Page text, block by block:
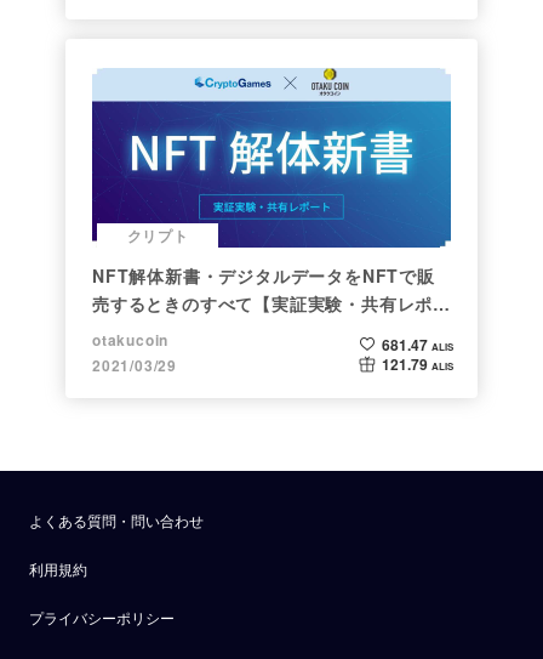
クリプト
NFT解体新書・デジタルデータをNFTで販
売するときのすべて【実証実験・共有レポー
ト】
otakucoin
2021/03/29
681.47 ALIS
121.79 ALIS
よくある質問・問い合わせ
利用規約
プライバシーポリシー